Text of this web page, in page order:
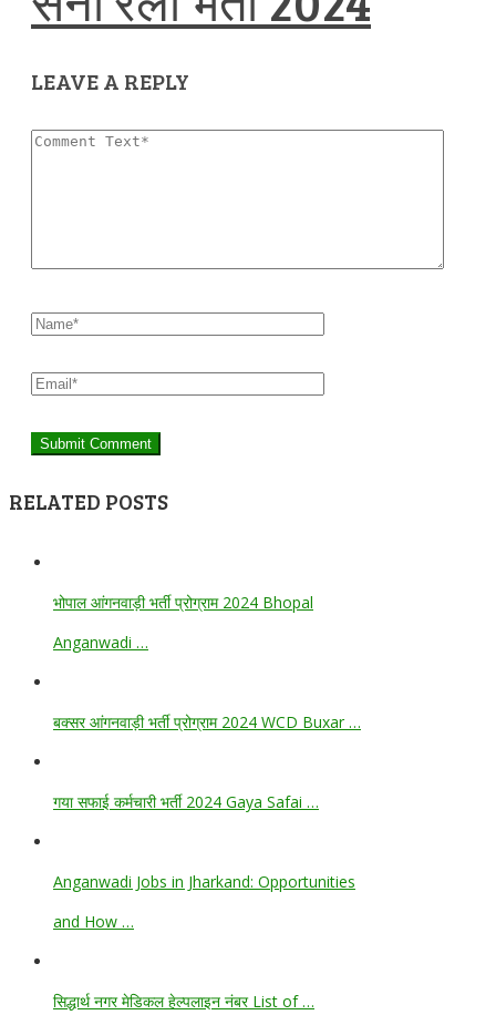
LEAVE A REPLY
RELATED POSTS
भोपाल आंगनवाड़ी भर्ती प्रोग्राम 2024 Bhopal
Anganwadi …
बक्सर आंगनवाड़ी भर्ती प्रोग्राम 2024 WCD Buxar …
गया सफाई कर्मचारी भर्ती 2024 Gaya Safai …
Anganwadi Jobs in Jharkand: Opportunities
and How …
सिद्धार्थ नगर मेडिकल हेल्पलाइन नंबर List of …